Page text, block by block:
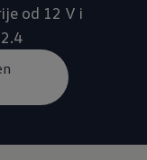
od 12 V i